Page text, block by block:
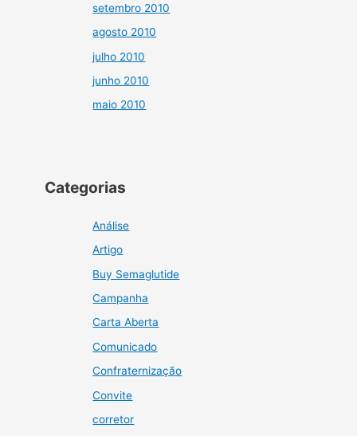
setembro 2010
agosto 2010
julho 2010
junho 2010
maio 2010
Categorias
Análise
Artigo
Buy Semaglutide
Campanha
Carta Aberta
Comunicado
Confraternização
Convite
corretor